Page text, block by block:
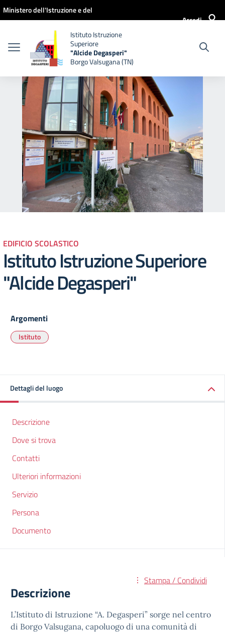
Vai ai contenuti
Vai al menu di navigazione
Vai al footer
Ministero dell'Istruzione e del
Accedi
Istituto Istruzione
Superiore
"Alcide Degasperi"
Borgo Valsugana (TN)
EDIFICIO SCOLASTICO
Istituto Istruzione Superiore
"Alcide Degasperi"
Argomenti
Istituto
Dettagli del luogo
Descrizione
Dove si trova
Contatti
Ulteriori informazioni
Servizio
Persona
Documento
Stampa / Condividi
Descrizione
L’Istituto di Istruzione “A. Degasperi” sorge nel centro
di Borgo Valsugana, capoluogo di una comunità di